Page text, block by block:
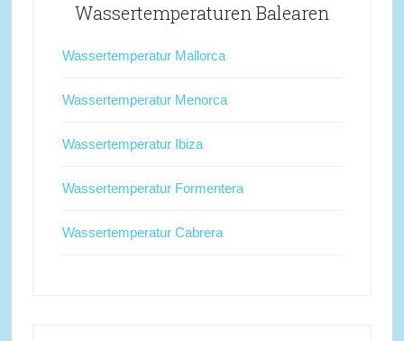
Wassertemperaturen Balearen
Wassertemperatur Mallorca
Wassertemperatur Menorca
Wassertemperatur Ibiza
Wassertemperatur Formentera
Wassertemperatur Cabrera